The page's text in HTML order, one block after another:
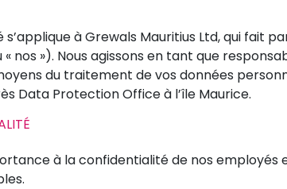
à Grewals Mauritius Ltd, qui fait
« nos »). Nous agissons en tant que
du traitement de vos données
Data Protection Office à l’île Maurice.
à la confidentialité de nos